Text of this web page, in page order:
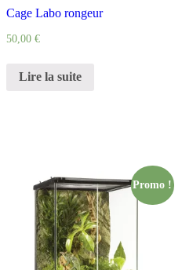
Cage Labo rongeur
50,00 €
Lire la suite
Promo !